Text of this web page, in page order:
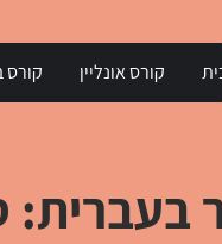
קורס אונליין קורס
בעברית: